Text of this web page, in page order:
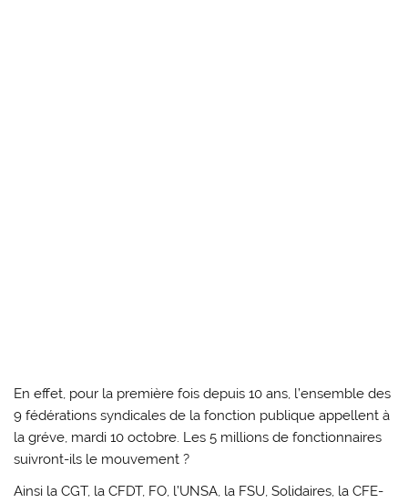
En effet, pour la première fois depuis 10 ans, l’ensemble des
9 fédérations syndicales de la fonction publique appellent à
la gréve, mardi 10 octobre. Les 5 millions de fonctionnaires
suivront-ils le mouvement ?
Ainsi la CGT, la CFDT, FO, l’UNSA, la FSU, Solidaires, la CFE-